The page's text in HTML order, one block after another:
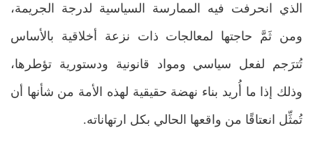
الذي انحرفت فيه الممارسة السياسية لدرجة الجريمة،
ومن ثَمَّ حاجتها لمعالجات ذات نزعة أخلاقية بالأساس
تُترَجم لفعل سياسي ومواد قانونية ودستورية تؤطرها،
وذلك إذا ما أُريد بناء نهضة حقيقية لهذه الأمة من شأنها أن
تُمثِّل انعتاقًا من واقعها الحالي بكل ارتهاناته.